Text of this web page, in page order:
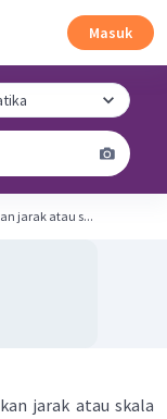
Masuk
jarak atau s...
jarak atau skala